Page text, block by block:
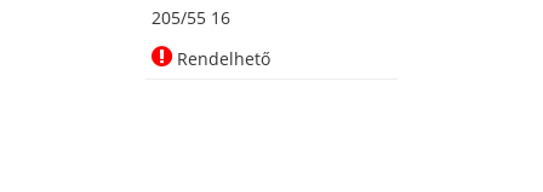
205/55 16
Rendelhető